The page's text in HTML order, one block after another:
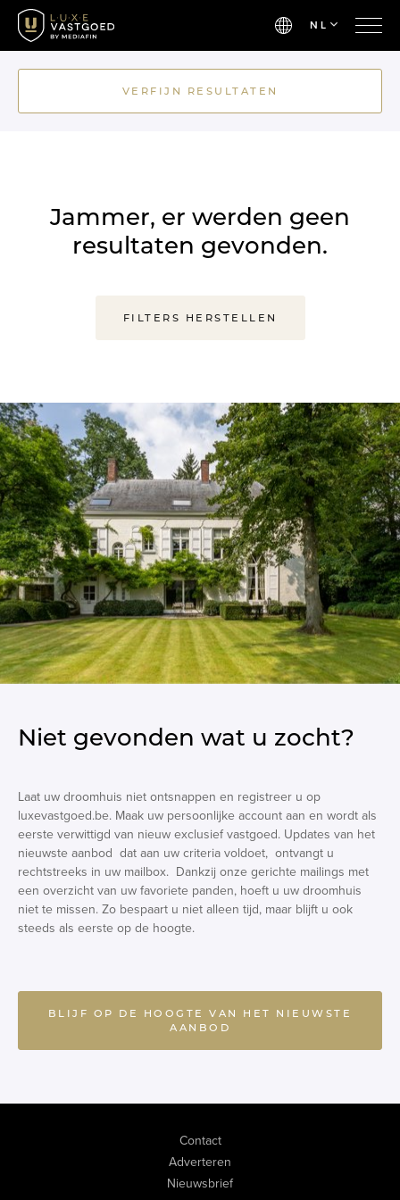
NL
VERFIJN RESULTATEN
Jammer, er werden geen
resultaten gevonden.
FILTERS HERSTELLEN
Niet gevonden wat u zocht?
Laat uw droomhuis niet ontsnappen en registreer u op
luxevastgoed.be. Maak uw persoonlijke account aan en wordt als
eerste verwittigd van nieuw exclusief vastgoed. Updates van het
nieuwste aanbod dat aan uw criteria voldoet, ontvangt u
rechtstreeks in uw mailbox. Dankzij onze gerichte mailings met
een overzicht van uw favoriete panden, hoeft u uw droomhuis
niet te missen. Zo bespaart u niet alleen tijd, maar blijft u ook
steeds als eerste op de hoogte.
BLIJF OP DE HOOGTE VAN HET NIEUWSTE
AANBOD
Contact
Adverteren
Nieuwsbrief